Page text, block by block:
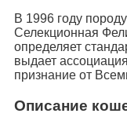
В 1996 году
Селекционная
определяет
выдает
признание от
Описание